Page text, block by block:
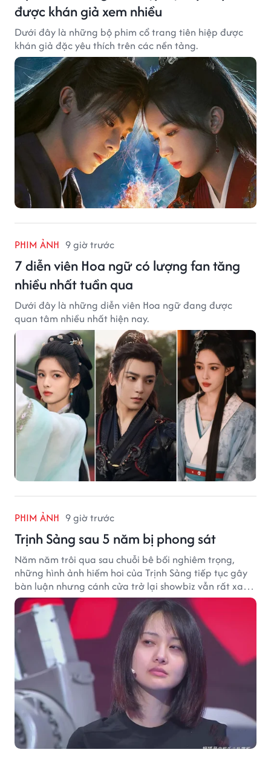
được khán giả xem nhiều
Dưới đây là những bộ phim cổ trang tiên hiệp được
khán giả đặc yêu thích trên các nền tảng.
PHIM ẢNH 9 giờ trước
7 diễn viên Hoa ngữ có lượng fan tăng
nhiều nhất tuần qua
Dưới đây là những diễn viên Hoa ngữ đang được
quan tâm nhiều nhất hiện nay.
PHIM ẢNH 9 giờ trước
Trịnh Sảng sau 5 năm bị phong sát
Năm năm trôi qua sau chuỗi bê bối nghiêm trọng,
những hình ảnh hiếm hoi của Trịnh Sảng tiếp tục gây
bàn luận nhưng cánh cửa trở lại showbiz vẫn rất xa
vời.